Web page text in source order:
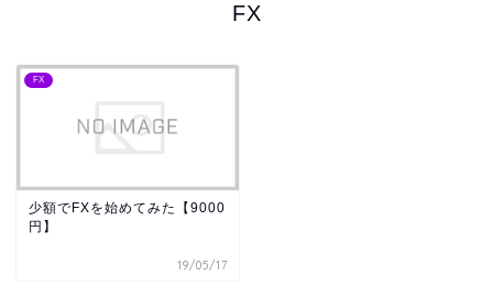
FX
FX
少額でFXを始めてみた【9000
円】
19/05/17